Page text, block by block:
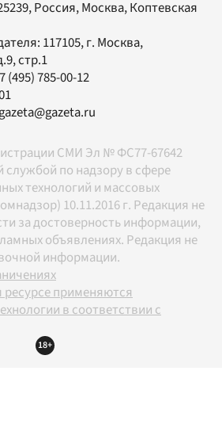
Россия, Москва, Коптевская
117105, г. Москва,
стр.1
(495) 785-00-12
gazeta@gazeta.ru
СМИ Эл № ФС77-67642
по надзору в сфере
технологий и массовых
10.11.2016 г. Редакция не
за достоверность информации,
объявлениях. Редакция не
информации.
применяются
в соответствии с
18+